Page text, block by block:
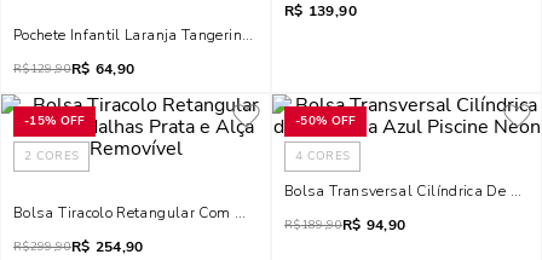
Pochete Infantil Laranja Tangerina Nylon
R$129,90R$ 64,90
R$ 139,90
-15% OFF
2 CORES
Bolsa Tiracolo Retangular Com Medalhas Prata E Alça Removível
R$299,90R$ 254,90
-50% OFF
4 CORES
Bolsa Transversal Cilíndrica De
R$189,90R$ 94,90